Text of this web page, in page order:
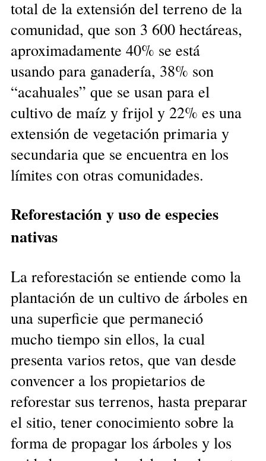
total de la extensión del terreno de la
comunidad, que son 3 600 hectáreas,
aproximadamente 40% se está
usando para ganadería, 38% son
“acahuales” que se usan para el
cultivo de maíz y frijol y 22% es una
extensión de vegetación primaria y
secundaria que se encuentra en los
límites con otras comunidades.
Reforestación y uso de especies
nativas
La reforestación se entiende como la
plantación de un cultivo de árboles en
una superficie que permaneció
mucho tiempo sin ellos, la cual
presenta varios retos, que van desde
convencer a los propietarios de
reforestar sus terrenos, hasta preparar
el sitio, tener conocimiento sobre la
forma de propagar los árboles y los